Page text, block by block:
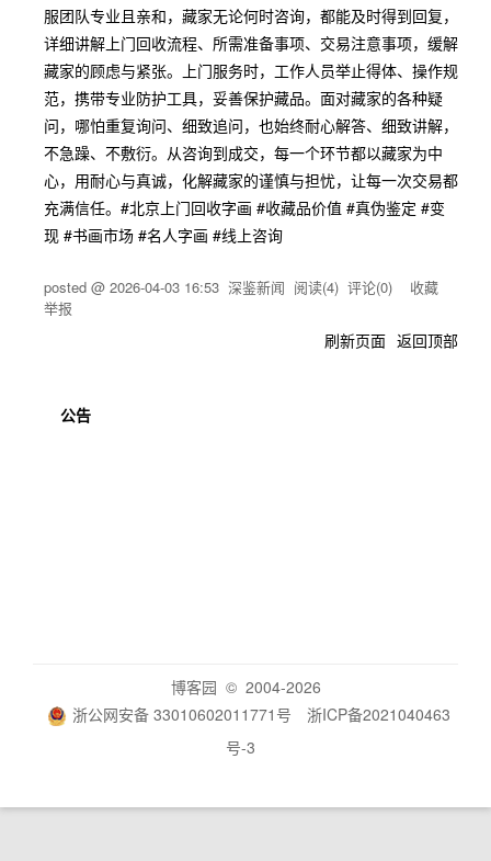
服团队专业且亲和，藏家无论何时咨询，都能及时得到回复，
详细讲解上门回收流程、所需准备事项、交易注意事项，缓解
藏家的顾虑与紧张。上门服务时，工作人员举止得体、操作规
范，携带专业防护工具，妥善保护藏品。面对藏家的各种疑
问，哪怕重复询问、细致追问，也始终耐心解答、细致讲解，
不急躁、不敷衍。从咨询到成交，每一个环节都以藏家为中
心，用耐心与真诚，化解藏家的谨慎与担忧，让每一次交易都
充满信任。#北京上门回收字画 #收藏品价值 #真伪鉴定 #变
现 #书画市场 #名人字画 #线上咨询
posted @ 2026-04-03 16:53 深鉴新闻 阅读(4) 评论(0) 收藏
举报
刷新页面 返回顶部
公告
博客园 © 2004-2026
浙公网安备 33010602011771号
浙ICP备2021040463
号-3